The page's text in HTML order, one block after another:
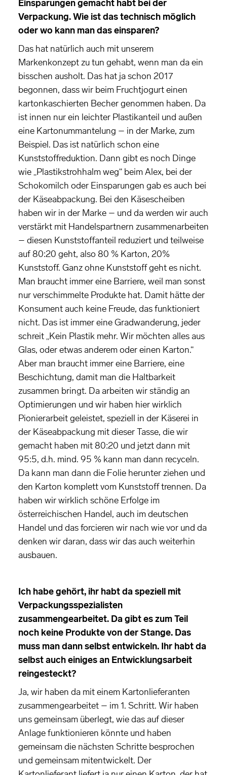
Einsparungen gemacht habt bei der
Verpackung. Wie ist das technisch möglich
oder wo kann man das einsparen?
Das hat natürlich auch mit unserem
Markenkonzept zu tun gehabt, wenn man da ein
bisschen ausholt. Das hat ja schon 2017
begonnen, dass wir beim Fruchtjogurt einen
kartonkaschierten Becher genommen haben. Da
ist innen nur ein leichter Plastikanteil und außen
eine Kartonummantelung – in der Marke, zum
Beispiel. Das ist natürlich schon eine
Kunststoffreduktion. Dann gibt es noch Dinge
wie „Plastikstrohhalm weg“ beim Alex, bei der
Schokomilch oder Einsparungen gab es auch bei
der Käseabpackung. Bei den Käsescheiben
haben wir in der Marke – und da werden wir auch
verstärkt mit Handelspartnern zusammenarbeiten
– diesen Kunststoffanteil reduziert und teilweise
auf 80:20 geht, also 80 % Karton, 20%
Kunststoff. Ganz ohne Kunststoff geht es nicht.
Man braucht immer eine Barriere, weil man sonst
nur verschimmelte Produkte hat. Damit hätte der
Konsument auch keine Freude, das funktioniert
nicht. Das ist immer eine Gradwanderung, jeder
schreit „Kein Plastik mehr. Wir möchten alles aus
Glas, oder etwas anderem oder einen Karton.“
Aber man braucht immer eine Barriere, eine
Beschichtung, damit man die Haltbarkeit
zusammen bringt. Da arbeiten wir ständig an
Optimierungen und wir haben hier wirklich
Pionierarbeit geleistet, speziell in der Käserei in
der Käseabpackung mit dieser Tasse, die wir
gemacht haben mit 80:20 und jetzt dann mit
95:5, d.h. mind. 95 % kann man dann recyceln.
Da kann man dann die Folie herunter ziehen und
den Karton komplett vom Kunststoff trennen. Da
haben wir wirklich schöne Erfolge im
österreichischen Handel, auch im deutschen
Handel und das forcieren wir nach wie vor und da
denken wir daran, dass wir das auch weiterhin
ausbauen.
Ich habe gehört, ihr habt da speziell mit
Verpackungsspezialisten
zusammengearbeitet. Da gibt es zum Teil
noch keine Produkte von der Stange. Das
muss man dann selbst entwickeln. Ihr habt da
selbst auch einiges an Entwicklungsarbeit
reingesteckt?
Ja, wir haben da mit einem Kartonlieferanten
zusammengearbeitet – im 1. Schritt. Wir haben
uns gemeinsam überlegt, wie das auf dieser
Anlage funktionieren könnte und haben
gemeinsam die nächsten Schritte besprochen
und gemeinsam mitentwickelt. Der